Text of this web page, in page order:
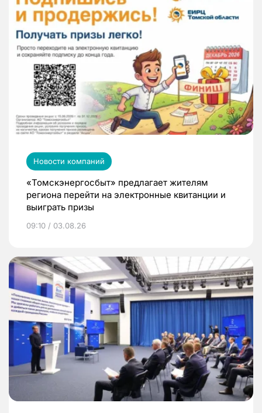
Новости компаний
«Томскэнергосбыт» предлагает жителям
региона перейти на электронные квитанции и
выиграть призы
09:10 / 03.08.26